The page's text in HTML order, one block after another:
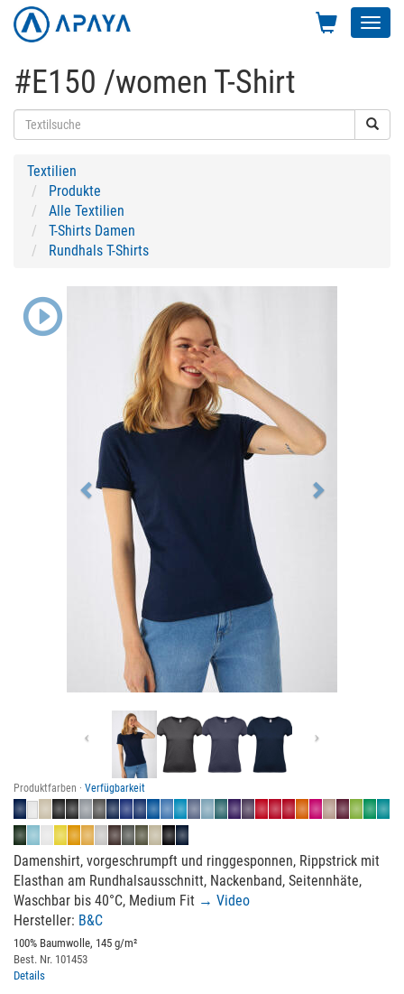
#E150 /women T-Shirt
Textilien
Produkte
Alle Textilien
T-Shirts Damen
Rundhals T-Shirts
Previous
Produktfarben · Verfügbarkeit
Damenshirt, vorgeschrumpft und ringgesponnen, Rippstrick mit
Elasthan am Rundhalsausschnitt, Nackenband, Seitennhäte,
Waschbar bis 40°C, Medium Fit → Video
Hersteller: B&C
100% Baumwolle, 145 g/m²
Best. Nr. 101453
Details